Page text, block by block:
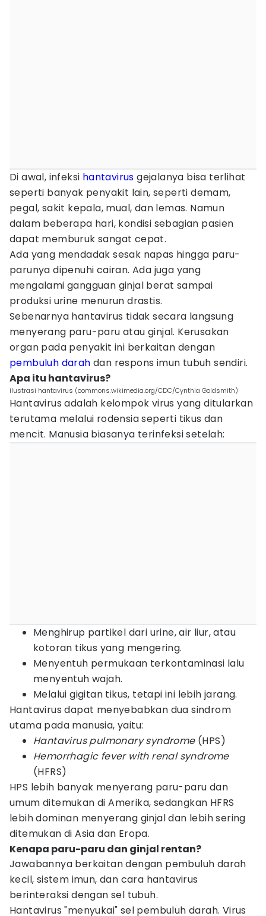
Di awal, infeksi hantavirus gejalanya bisa terlihat
seperti banyak penyakit lain, seperti demam,
pegal, sakit kepala, mual, dan lemas. Namun
dalam beberapa hari, kondisi sebagian pasien
dapat memburuk sangat cepat.
Ada yang mendadak sesak napas hingga paru-
parunya dipenuhi cairan. Ada juga yang
mengalami gangguan ginjal berat sampai
produksi urine menurun drastis.
Sebenarnya hantavirus tidak secara langsung
menyerang paru-paru atau ginjal. Kerusakan
organ pada penyakit ini berkaitan dengan
pembuluh darah dan respons imun tubuh sendiri.
Apa itu hantavirus?
ilustrasi hantavirus (commons.wikimedia.org/CDC/Cynthia Goldsmith)
Hantavirus adalah kelompok virus yang ditularkan
terutama melalui rodensia seperti tikus dan
mencit. Manusia biasanya terinfeksi setelah:
Menghirup partikel dari urine, air liur, atau
kotoran tikus yang mengering.
Menyentuh permukaan terkontaminasi lalu
menyentuh wajah.
Melalui gigitan tikus, tetapi ini lebih jarang.
Hantavirus dapat menyebabkan dua sindrom
utama pada manusia, yaitu:
Hantavirus pulmonary syndrome(HPS)
Hemorrhagic fever with renal syndrome
(HFRS)
HPS lebih banyak menyerang paru-paru dan
umum ditemukan di Amerika, sedangkan HFRS
lebih dominan menyerang ginjal dan lebih sering
ditemukan di Asia dan Eropa.
Kenapa paru-paru dan ginjal rentan?
Jawabannya berkaitan dengan pembuluh darah
kecil, sistem imun, dan cara hantavirus
berinteraksi dengan sel tubuh.
Hantavirus "menyukai" sel pembuluh darah. Virus